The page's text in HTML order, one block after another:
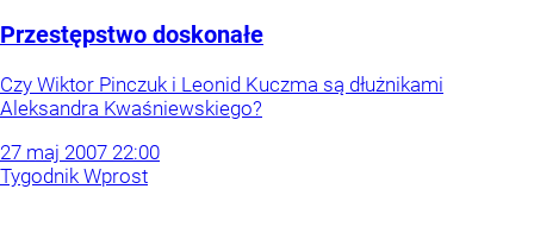
Przestępstwo doskonałe
Czy Wiktor Pinczuk i Leonid Kuczma są dłużnikami
Aleksandra Kwaśniewskiego?
27 maj 2007 22:00
Tygodnik Wprost